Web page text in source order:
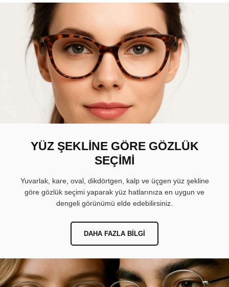
YÜZ ŞEKLİNE GÖRE GÖZLÜK
SEÇİMİ
Yuvarlak, kare, oval, dikdörtgen, kalp ve üçgen yüz şekline
göre gözlük seçimi yaparak yüz hatlarınıza en uygun ve
dengeli görünümü elde edebilirsiniz.
DAHA FAZLA BILGI